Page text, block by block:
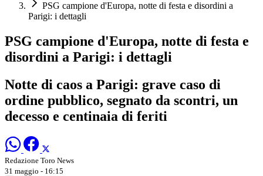
PSG campione d'Europa, notte di festa e disordini a
Parigi: i dettagli
PSG campione d'Europa, notte di festa e
disordini a Parigi: i dettagli
Notte di caos a Parigi: grave caso di
ordine pubblico, segnato da scontri, un
decesso e centinaia di feriti
Redazione Toro News
31 maggio - 16:15